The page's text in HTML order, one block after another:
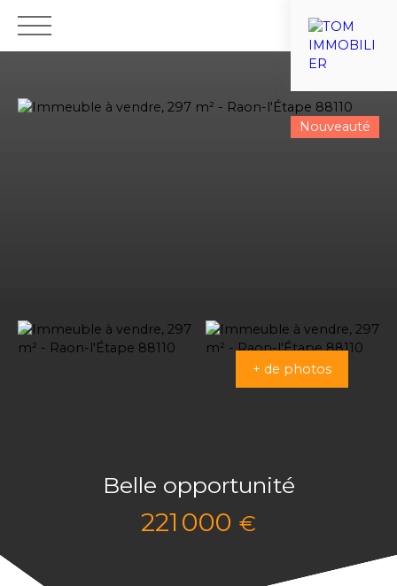
Nouveauté
+ de photos
Belle opportunité
221 000 €